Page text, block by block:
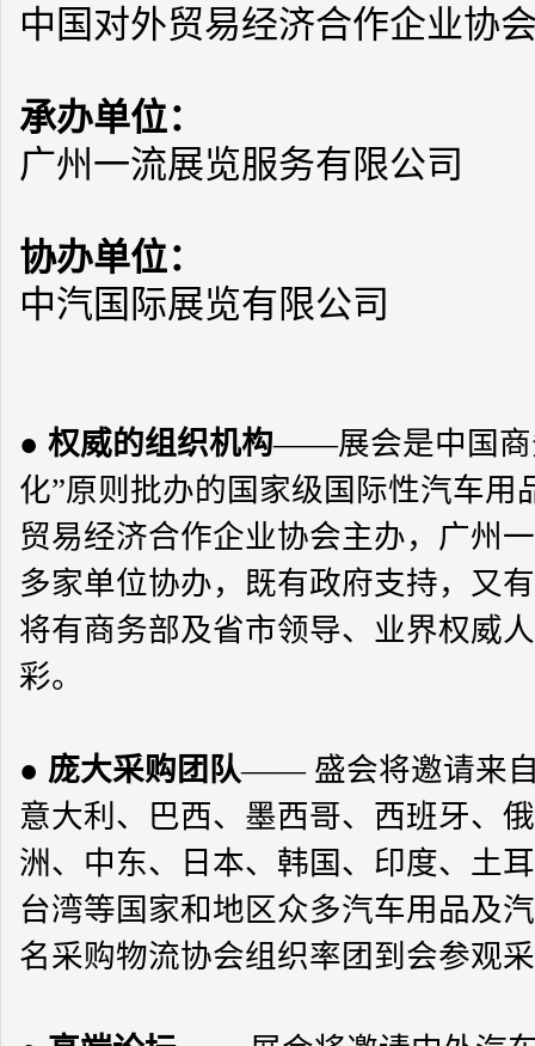
中国对外贸易经济合作企业协
承办单位：
广州一流展览服务有限公司
协办单位：
中汽国际展览有限公司
● 权威的组织机构——展会是中国商
化”原则批办的国家级国际性汽车
贸易经济合作企业协会主办，广州
多家单位协办，既有政府支持，又
将有商务部及省市领导、业界权威
彩。
● 庞大采购团队—— 盛会将邀请来自
意大利、巴西、墨西哥、西班牙、
洲、中东、日本、韩国、印度、土
台湾等国家和地区众多汽车用品及
名采购物流协会组织率团到会参观